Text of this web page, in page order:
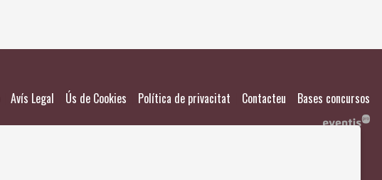
Avís Legal Ús de Cookies Política de privacitat Contacteu Bases concursos